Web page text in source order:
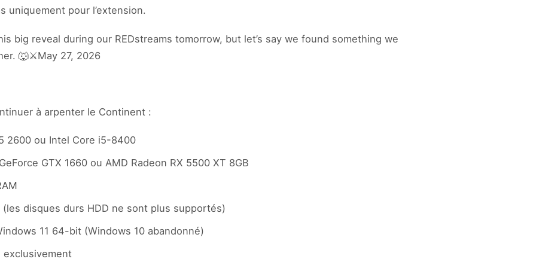
uniquement pour l’extension.
big reveal during our REDstreams tomorrow, but let’s say we found something we
🐺⚔️May 27, 2026
à arpenter le Continent :
2600 ou Intel Core i5-8400
GTX 1660 ou AMD Radeon RX 5500 XT 8GB
(les disques durs HDD ne sont plus supportés)
11 64-bit (Windows 10 abandonné)
exclusivement